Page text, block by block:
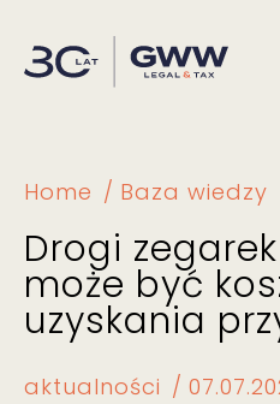
Home Baza wiedzy
Drogi
może być
uzyskania
aktualności